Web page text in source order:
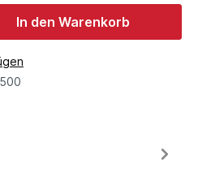
In den Warenkorb